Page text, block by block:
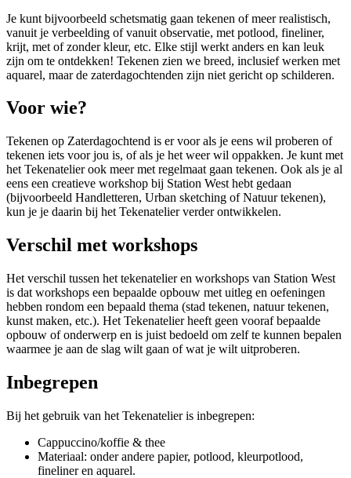
Je kunt bijvoorbeeld schetsmatig gaan tekenen of meer realistisch,
vanuit je verbeelding of vanuit observatie, met potlood, fineliner,
krijt, met of zonder kleur, etc. Elke stijl werkt anders en kan leuk
zijn om te ontdekken! Tekenen zien we breed, inclusief werken met
aquarel, maar de zaterdagochtenden zijn niet gericht op schilderen.
Voor wie?
Tekenen op Zaterdagochtend is er voor als je eens wil proberen of
tekenen iets voor jou is, of als je het weer wil oppakken. Je kunt met
het Tekenatelier ook meer met regelmaat gaan tekenen. Ook als je al
eens een creatieve workshop bij Station West hebt gedaan
(bijvoorbeeld Handletteren, Urban sketching of Natuur tekenen),
kun je je daarin bij het Tekenatelier verder ontwikkelen.
Verschil met workshops
Het verschil tussen het tekenatelier en workshops van Station West
is dat workshops een bepaalde opbouw met uitleg en oefeningen
hebben rondom een bepaald thema (stad tekenen, natuur tekenen,
kunst maken, etc.). Het Tekenatelier heeft geen vooraf bepaalde
opbouw of onderwerp en is juist bedoeld om zelf te kunnen bepalen
waarmee je aan de slag wilt gaan of wat je wilt uitproberen.
Inbegrepen
Bij het gebruik van het Tekenatelier is inbegrepen:
Cappuccino/koffie & thee
Materiaal: onder andere papier, potlood, kleurpotlood,
fineliner en aquarel.